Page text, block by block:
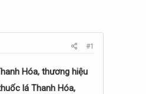
#1
Hóa, thương hiệu
lá Thanh Hóa,